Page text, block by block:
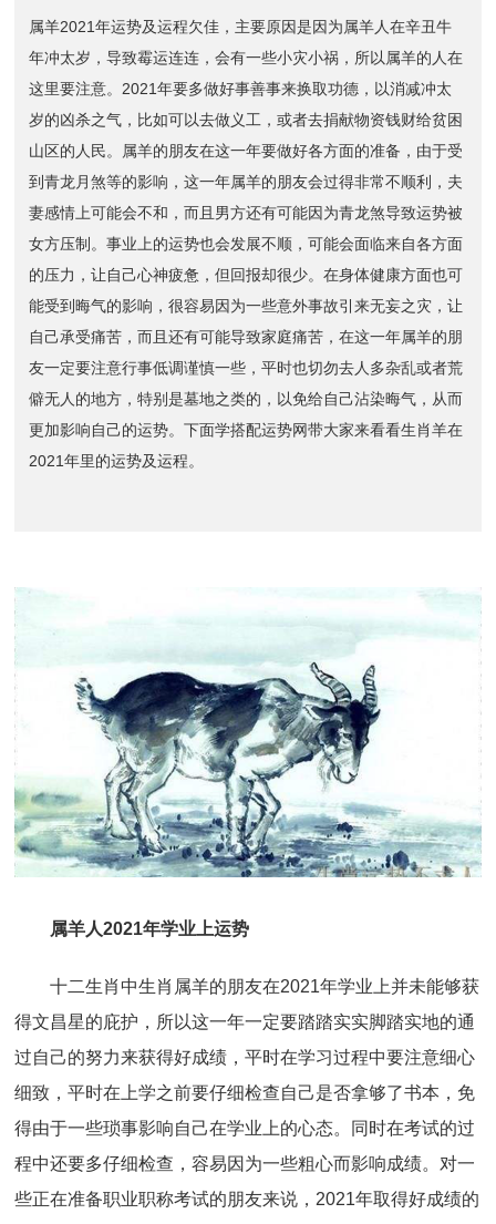
属羊2021年运势及运程欠佳，主要原因是因为属羊人在辛丑牛
年冲太岁，导致霉运连连，会有一些小灾小祸，所以属羊的人在
这里要注意。2021年要多做好事善事来换取功德，以消减冲太
岁的凶杀之气，比如可以去做义工，或者去捐献物资钱财给贫困
山区的人民。属羊的朋友在这一年要做好各方面的准备，由于受
到青龙月煞等的影响，这一年属羊的朋友会过得非常不顺利，夫
妻感情上可能会不和，而且男方还有可能因为青龙煞导致运势被
女方压制。事业上的运势也会发展不顺，可能会面临来自各方面
的压力，让自己心神疲惫，但回报却很少。在身体健康方面也可
能受到晦气的影响，很容易因为一些意外事故引来无妄之灾，让
自己承受痛苦，而且还有可能导致家庭痛苦，在这一年属羊的朋
友一定要注意行事低调谨慎一些，平时也切勿去人多杂乱或者荒
僻无人的地方，特别是墓地之类的，以免给自己沾染晦气，从而
更加影响自己的运势。下面学搭配运势网带大家来看看生肖羊在
2021年里的运势及运程。
属羊人2021年学业上运势
十二生肖中生肖属羊的朋友在2021年学业上并未能够获
得文昌星的庇护，所以这一年一定要踏踏实实脚踏实地的通
过自己的努力来获得好成绩，平时在学习过程中要注意细心
细致，平时在上学之前要仔细检查自己是否拿够了书本，免
得由于一些琐事影响自己在学业上的心态。同时在考试的过
程中还要多仔细检查，容易因为一些粗心而影响成绩。对一
些正在准备职业职称考试的朋友来说，2021年取得好成绩的